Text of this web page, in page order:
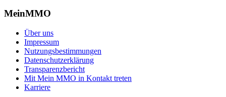
MeinMMO
Über uns
Impressum
Nutzungsbestimmungen
Datenschutzerklärung
Transparenzbericht
Mit Mein MMO in Kontakt treten
Karriere